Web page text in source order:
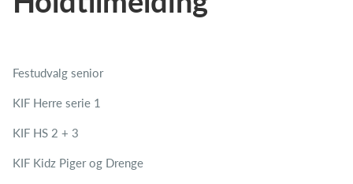
Festudvalg senior
KIF Herre serie 1
KIF HS 2 + 3
KIF Kidz Piger og Drenge